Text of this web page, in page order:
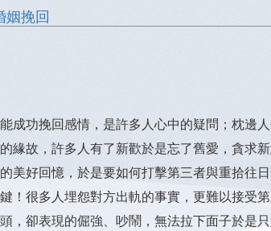
姻挽回
成功挽回感情，是許多人心中的疑問；枕邊
緣故，許多人有了新歡於是忘了舊愛，貪求
美好回憶，於是要如何打擊第三者與重拾往
！很多人埋怨對方出軌的事實，更難以接受
，卻表現的倔強、吵鬧，無法拉下面子於是